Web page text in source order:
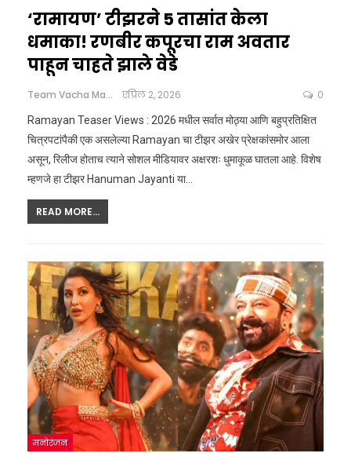
‘रामायण’ टीझरने 5 तासांत केला
धमाका! रणबीर कपूरचा राम अवतार
पाहून चाहते झाले वेडे
Team Vacha Marathi एप्रिल 2, 2026 0
Ramayan Teaser Views : 2026 मधील सर्वात मोठ्या आणि बहुप्रतिक्षित
चित्रपटांपैकी एक असलेल्या Ramayan चा टीझर अखेर प्रेक्षकांसमोर आला
असून, रिलीज होताच त्याने सोशल मीडियावर अक्षरशः धुमाकूळ घातला आहे. विशेष
म्हणजे हा टीझर Hanuman Jayanti या…
READ MORE...
मनोरंजन